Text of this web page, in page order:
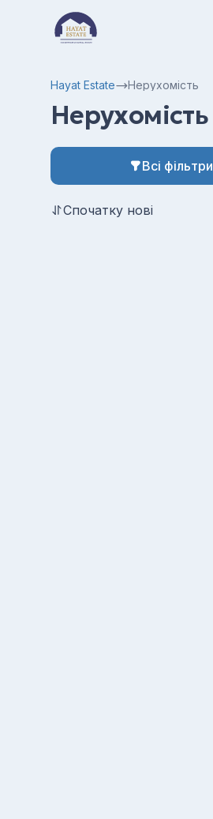
Hayat Estate Нерухомість
Нерухомість
Всі фільтри
Спочатку нові